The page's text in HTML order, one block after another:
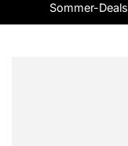
Sommer-